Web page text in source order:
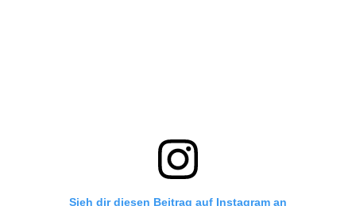
Sieh dir diesen Beitrag auf Instagram an